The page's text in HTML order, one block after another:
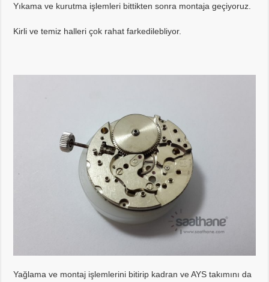
Yıkama ve kurutma işlemleri bittikten sonra montaja geçiyoruz.
Kirli ve temiz halleri çok rahat farkedilebliyor.
Yağlama ve montaj işlemlerini bitirip kadran ve AYS takımını da